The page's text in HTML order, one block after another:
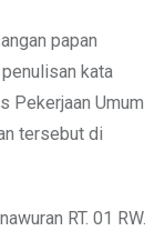
papan
kata
Pekerjaan Umum
tersebut di
RT. 01 RW.